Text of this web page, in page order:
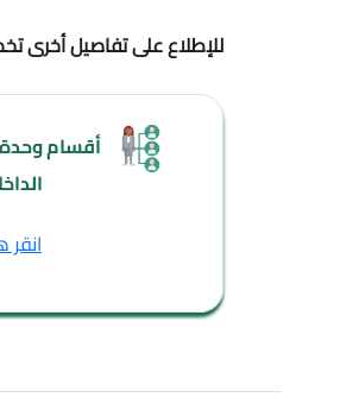
للإطلاع على تفاصيل أخرى تخص وحدة
أقسام وحدة الرقابة